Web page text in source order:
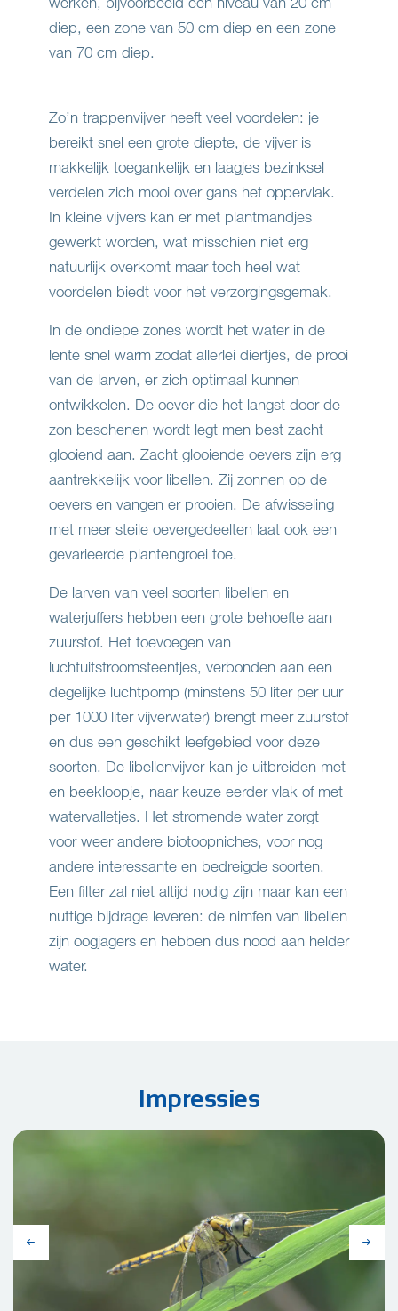
diep, een zone van 50 cm diep en een zone
van 70 cm diep.
Zo’n trappenvijver heeft veel voordelen: je
bereikt snel een grote diepte, de vijver is
makkelijk toegankelijk en laagjes bezinksel
verdelen zich mooi over gans het oppervlak.
In kleine vijvers kan er met plantmandjes
gewerkt worden, wat misschien niet erg
natuurlijk overkomt maar toch heel wat
voordelen biedt voor het verzorgingsgemak.
In de ondiepe zones wordt het water in de
lente snel warm zodat allerlei diertjes, de prooi
van de larven, er zich optimaal kunnen
ontwikkelen. De oever die het langst door de
zon beschenen wordt legt men best zacht
glooiend aan. Zacht glooiende oevers zijn erg
aantrekkelijk voor libellen. Zij zonnen op de
oevers en vangen er prooien. De afwisseling
met meer steile oevergedeelten laat ook een
gevarieerde plantengroei toe.
De larven van veel soorten libellen en
waterjuffers hebben een grote behoefte aan
zuurstof. Het toevoegen van
luchtuitstroomsteentjes, verbonden aan een
degelijke luchtpomp (minstens 50 liter per uur
per 1000 liter vijverwater) brengt meer zuurstof
en dus een geschikt leefgebied voor deze
soorten. De libellenvijver kan je uitbreiden met
en beekloopje, naar keuze eerder vlak of met
watervalletjes. Het stromende water zorgt
voor weer andere biotoopniches, voor nog
andere interessante en bedreigde soorten.
Een filterzal niet altijd nodig zijn maar kan een
nuttige bijdrage leveren: de nimfen van libellen
zijn oogjagers en hebben dus nood aan helder
water.
Impressies